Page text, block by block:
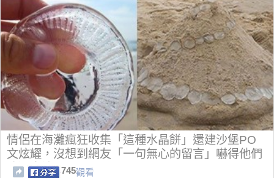
情侶在海灘瘋狂收集「這種水晶餅」還建沙堡PO
文炫耀，沒想到網友「一句無心的留言」嚇得他們
冷汗直流...745觀看